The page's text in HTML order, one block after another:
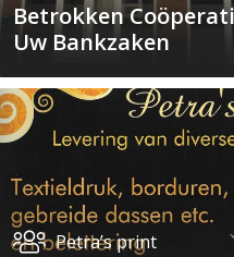
Betrokken
Uw Bankzaken
Petra’s print